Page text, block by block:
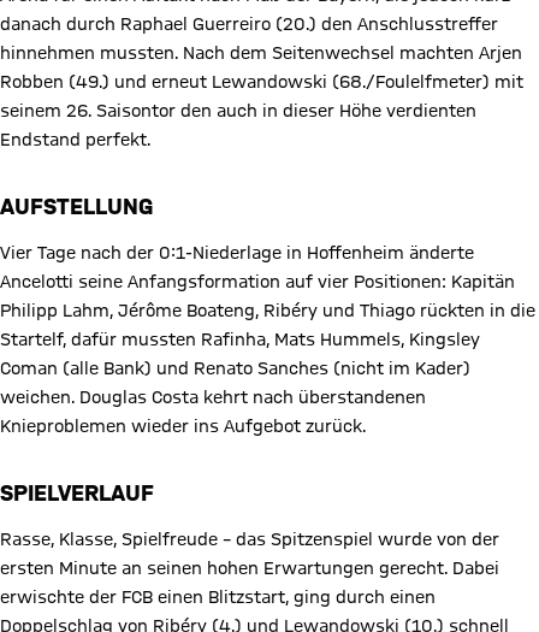
danach durch Raphael Guerreiro (20.) den Anschlusstreffer
hinnehmen mussten. Nach dem Seitenwechsel machten Arjen
Robben (49.) und erneut Lewandowski (68./Foulelfmeter) mit
seinem 26. Saisontor den auch in dieser Höhe verdienten
Endstand perfekt.
AUFSTELLUNG
Vier Tage nach der 0:1-Niederlage in Hoffenheim änderte
Ancelotti seine Anfangsformation auf vier Positionen: Kapitän
Philipp Lahm, Jérôme Boateng, Ribéry und Thiago rückten in die
Startelf, dafür mussten Rafinha, Mats Hummels, Kingsley
Coman (alle Bank) und Renato Sanches (nicht im Kader)
weichen. Douglas Costa kehrt nach überstandenen
Knieproblemen wieder ins Aufgebot zurück.
SPIELVERLAUF
Rasse, Klasse, Spielfreude – das Spitzenspiel wurde von der
ersten Minute an seinen hohen Erwartungen gerecht. Dabei
erwischte der FCB einen Blitzstart, ging durch einen
Doppelschlag von Ribéry (4.) und Lewandowski (10.) schnell